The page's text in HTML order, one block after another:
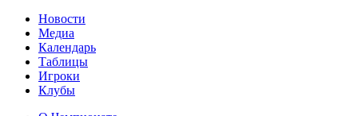
Новости
Медиа
Календарь
Таблицы
Игроки
Клубы